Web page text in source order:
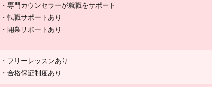
・専門カウンセラーが就職をサポート
・転職サポートあり
・開業サポートあり
・フリーレッスンあり
・合格保証制度あり